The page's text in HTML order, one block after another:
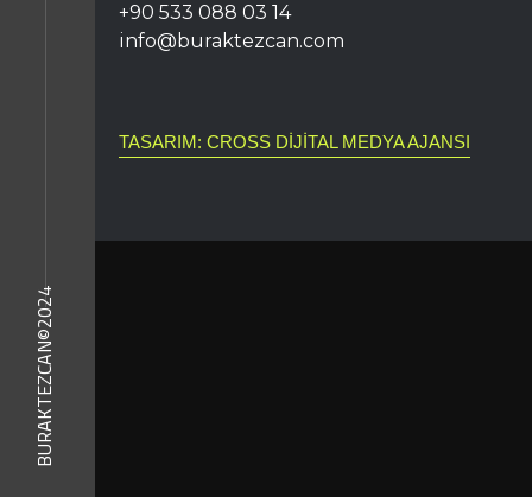
BURAKTEZCAN©2024
+90 533 088 03 14
info@buraktezcan.com
TASARIM: CROSS DIJITAL MEDYA AJANSI